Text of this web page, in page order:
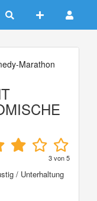
Marathon
3von5
/ Unterhaltung